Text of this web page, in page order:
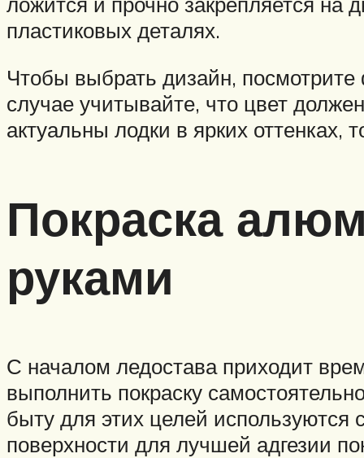
пластиковых деталях.
Чтобы выбрать дизайн,
случае учитывайте, что цвет
актуальны лодки в ярких
Покраска
руками
С началом ледостава приходит
выполнить покраску
быту для этих целей используются
поверхности для лучшей адгезии